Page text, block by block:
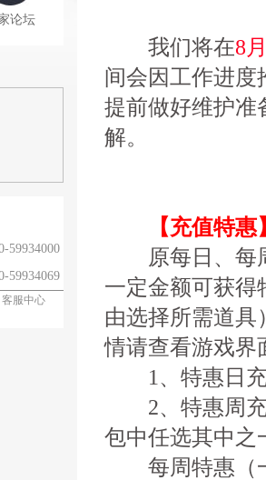
论坛
59934000
59934069
客服中心
我们将在8
间会因工作进度
提前做好维护准
解。
【充值特惠
原每日、每周
一定金额可获得
由选择所需道
情请查看游戏界
1、特惠日
2、特惠周
包中任选其中之
每周特惠（一